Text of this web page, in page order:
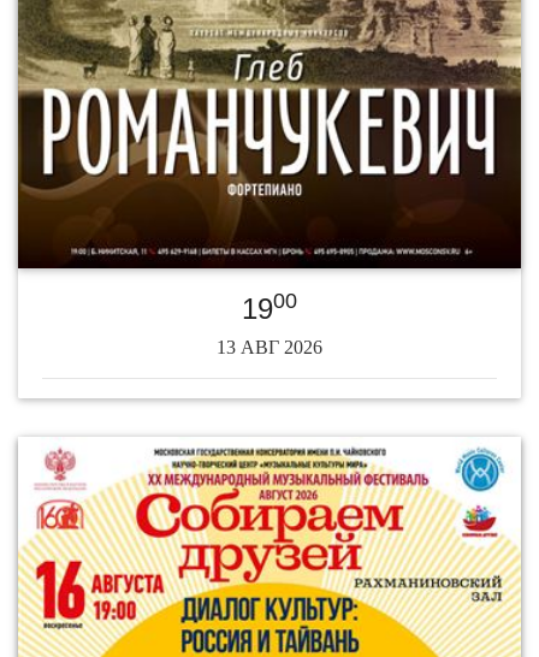
1900
13 АВГ 2026